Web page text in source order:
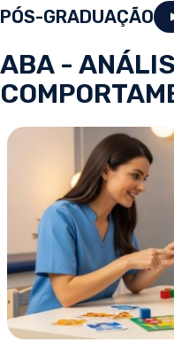
PÓS-GRADUAÇÃO
ABA -